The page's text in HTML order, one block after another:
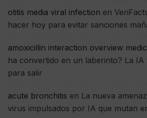
otitis media viral infection en
hacer hoy para evitar sanciones
amoxicillin interaction overview
ha convertido en un laberinto? La IA
para salir
acute bronchitis en La nueva
virus impulsados por IA que mutan